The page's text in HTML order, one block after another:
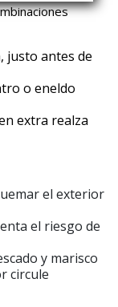
justo antes de
o eneldo
extra realza
el exterior
el riesgo de
y marisco
circule